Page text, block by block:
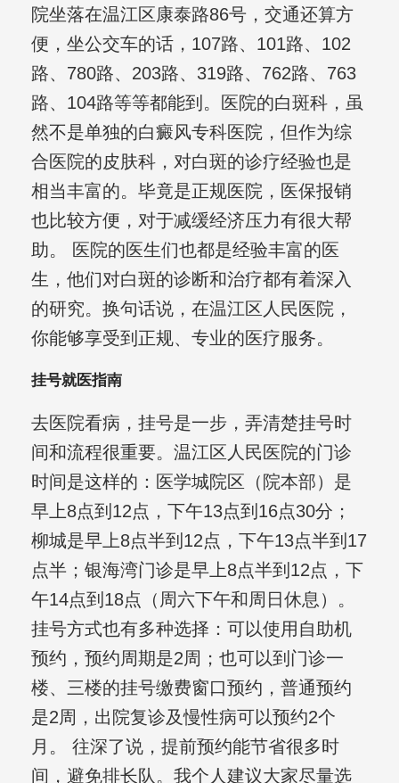
院坐落在温江区康泰路86号，交通还算方
便，坐公交车的话，107路、101路、102
路、780路、203路、319路、762路、763
路、104路等等都能到。医院的白斑科，虽
然不是单独的白癜风专科医院，但作为综
合医院的皮肤科，对白斑的诊疗经验也是
相当丰富的。毕竟是正规医院，医保报销
也比较方便，对于减缓经济压力有很大帮
助。 医院的医生们也都是经验丰富的医
生，他们对白斑的诊断和治疗都有着深入
的研究。换句话说，在温江区人民医院，
你能够享受到正规、专业的医疗服务。
挂号就医指南
去医院看病，挂号是一步，弄清楚挂号时
间和流程很重要。温江区人民医院的门诊
时间是这样的：医学城院区（院本部）是
早上8点到12点，下午13点到16点30分；
柳城是早上8点半到12点，下午13点半到17
点半；银海湾门诊是早上8点半到12点，下
午14点到18点（周六下午和周日休息）。
挂号方式也有多种选择：可以使用自助机
预约，预约周期是2周；也可以到门诊一
楼、三楼的挂号缴费窗口预约，普通预约
是2周，出院复诊及慢性病可以预约2个
月。 往深了说，提前预约能节省很多时
间，避免排长队。我个人建议大家尽量选